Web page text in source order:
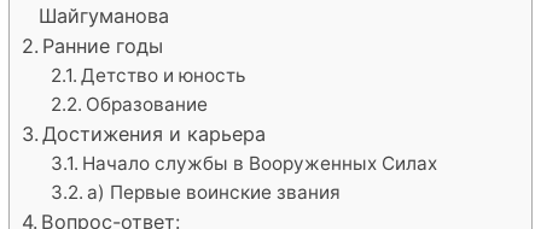
Шайгуманова
Ранние годы
Детство и юность
Образование
Достижения и карьера
Начало службы в Вооруженных Силах
а) Первые воинские звания
Вопрос-ответ: